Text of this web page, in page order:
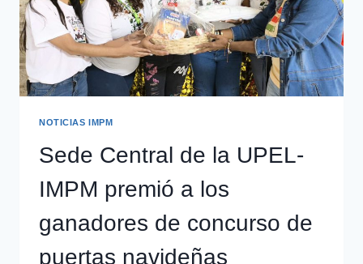
NOTICIAS IMPM
Sede Central de la UPEL-
IMPM premió a los
ganadores de concurso de
puertas navideñas